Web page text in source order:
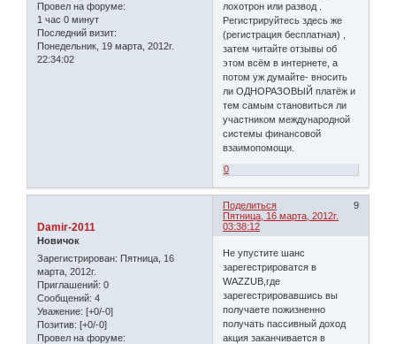
Провел на форуме:
1 час 0 минут
Последний визит:
Понедельник, 19 марта, 2012г.
22:34:02
лохотрон или развод .
Регистрируйтесь здесь же
(регистрация бесплатная) ,
затем читайте отзывы об
этом всём в интернете, а
потом уж думайте- вносить
ли ОДНОРАЗОВЫЙ платёж и
тем самым становиться ли
участником международной
системы финансовой
взаимопомощи.
0
Поделиться
9
Пятница, 16 марта, 2012г.
03:38:12
Damir-2011
Новичок
Зарегистрирован: Пятница, 16
марта, 2012г.
Приглашений: 0
Сообщений: 4
Уважение: [+0/-0]
Позитив: [+0/-0]
Провел на форуме:
Не упустите шанс
зарегестрироватся в
WAZZUB,где
зарегестрировавшись вы
получаете пожизненно
получать пассивный доход
акция заканчивается в